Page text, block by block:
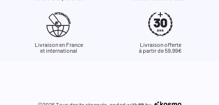
Livraison en France
et international
Livraison offerte
à partir de 59,99€